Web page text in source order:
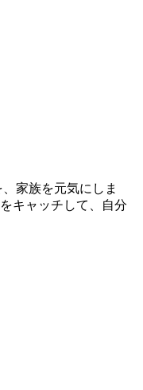
家族を元気にしま
キャッチして、自分